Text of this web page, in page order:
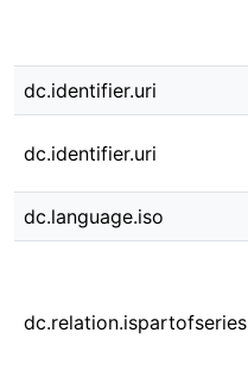
dc.identifier.uri
dc.identifier.uri
dc.language.iso
dc.relation.ispartofseries